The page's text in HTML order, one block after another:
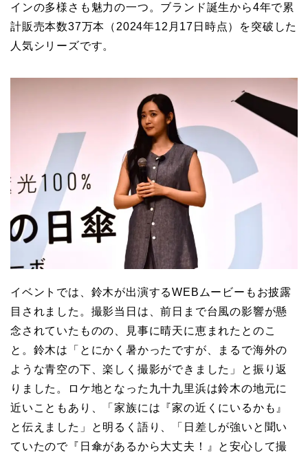
インの多様さも魅力の一つ。ブランド誕生から4年で累
計販売本数37万本（2024年12月17日時点）を突破した
人気シリーズです。
イベントでは、鈴木が出演するWEBムービーもお披露
目されました。撮影当日は、前日まで台風の影響が懸
念されていたものの、見事に晴天に恵まれたとのこ
と。鈴木は「とにかく暑かったですが、まるで海外の
ような青空の下、楽しく撮影ができました」と振り返
りました。ロケ地となった九十九里浜は鈴木の地元に
近いこともあり、「家族には『家の近くにいるかも』
と伝えました」と明るく語り、「日差しが強いと聞い
ていたので『日傘があるから大丈夫！』と安心して撮